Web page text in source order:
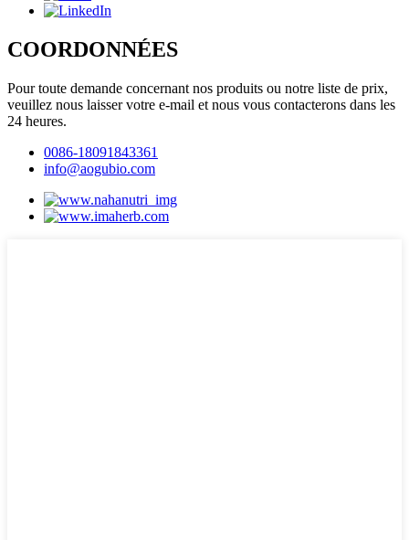
COORDONNÉES
Pour toute demande concernant nos produits ou notre liste de prix,
veuillez nous laisser votre e-mail et nous vous contacterons dans les
24 heures.
0086-18091843361
info@aogubio.com